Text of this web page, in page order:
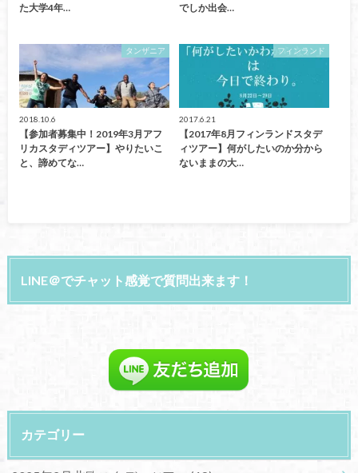
た大学4年…
でしか出会…
タンザニア
2018.10.6
【参加者募集中！2019年3月アフ
リカスタディツアー】やりたいこ
と、諦めてな…
フィンランド
2017.6.21
【2017年8月フィンランドスタデ
ィツアー】何がしたいのか分から
ないままの大…
LINE＠でチャット感覚で質問出来ます！
カテゴリー